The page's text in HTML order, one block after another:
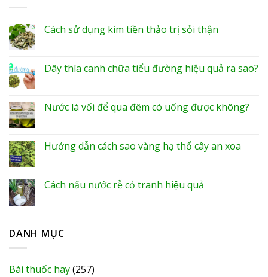
Cách sử dụng kim tiền thảo trị sỏi thận
Dây thìa canh chữa tiểu đường hiệu quả ra sao?
Nước lá vối để qua đêm có uống được không?
Hướng dẫn cách sao vàng hạ thổ cây an xoa
Cách nấu nước rễ cỏ tranh hiệu quả
DANH MỤC
Bài thuốc hay(257)